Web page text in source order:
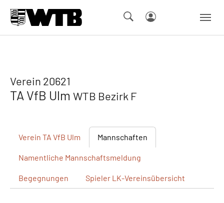
Verein 20621
TA VfB Ulm WTB Bezirk F
Verein TA VfB Ulm Mannschaften
Namentliche Mannschaftsmeldung
Begegnungen Spieler LK-Vereinsübersicht